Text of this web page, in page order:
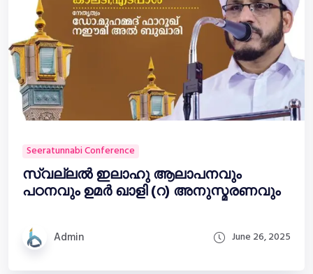
Seeratunnabi Conference
സ്വല്ലൽ ഇലാഹു ആലാപനവും
പഠനവും ഉമർ ഖാളി (റ) അനുസ്മരണവും
Admin June 26, 2025